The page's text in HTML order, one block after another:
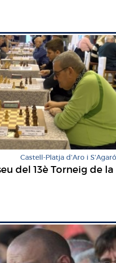
Castell-Platja d'Aro i S'Agaró
del 13è Torneig de la